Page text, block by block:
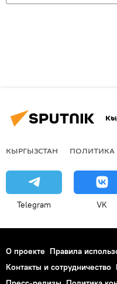
КЫРГЫЗСТАН ПОЛИТИКА
Telegram VK
О проекте Правила
Контакты и сотрудничество